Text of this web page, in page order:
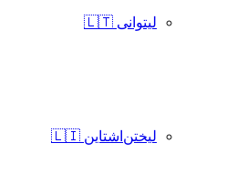
لیتوانی 🇱🇹
لیختن‌اشتاین 🇱🇮